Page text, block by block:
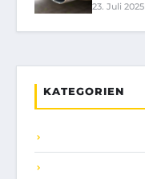
23. Juli 2025
KATEGORIEN